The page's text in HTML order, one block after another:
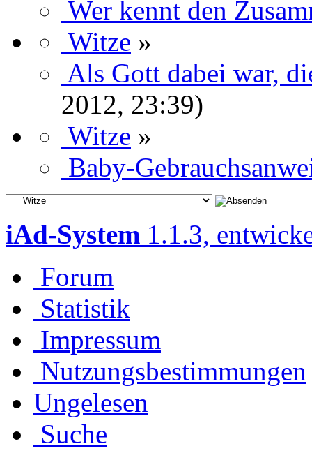
Wer kennt den
Witze »
Als Gott dabei war,
2012, 23:39)
Witze »
Baby-
iAd-System 1.1.3,
Forum
Statistik
Impressum
Nutzungsbestimmungen
Ungelesen
Suche